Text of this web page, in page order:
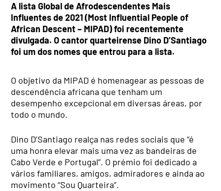
A lista Global de Afrodescendentes Mais
Influentes de 2021 (Most Influential People of
African Descent – MIPAD) foi recentemente
divulgada. O cantor quarteirense Dino D’Santiago
foi um dos nomes que entrou para a lista.
O objetivo da MIPAD é homenagear as pessoas de
descendência africana que tenham um
desempenho excepcional em diversas áreas, por
todo o mundo.
Dino D’Santiago realça nas redes sociais que “é
uma honra elevar mais uma vez as bandeiras de
Cabo Verde e Portugal”. O prémio foi dedicado a
vários familiares, amigos, admiradores e ainda ao
movimento “Sou Quarteira”.